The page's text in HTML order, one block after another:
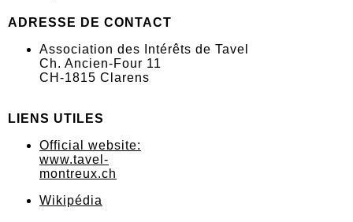
ADRESSE DE CONTACT
Association des Intérêts de Tavel
Ch. Ancien-Four 11
CH-1815 Clarens
LIENS UTILES
Official website:
www.tavel-
montreux.ch
Wikipédia